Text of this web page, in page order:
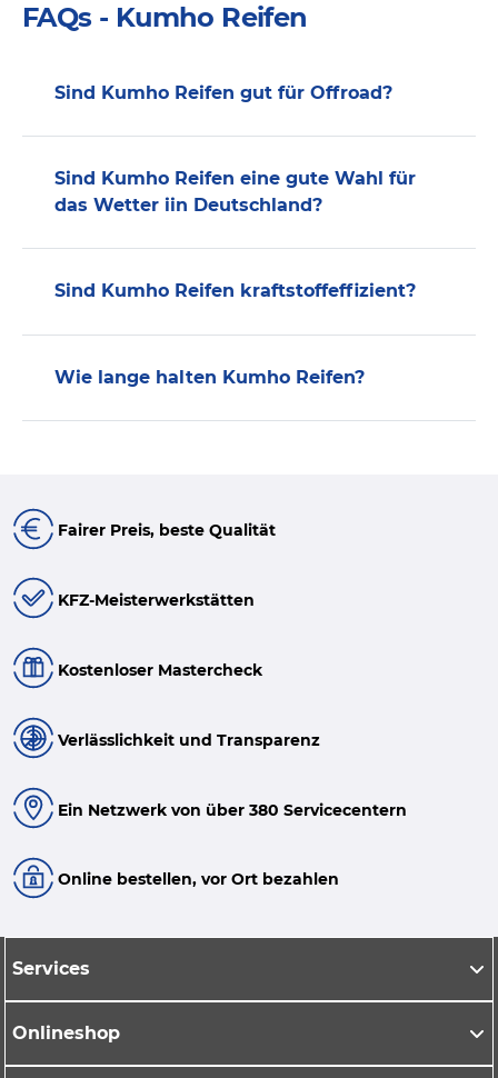
FAQs - Kumho Reifen
Sind Kumho Reifen gut für Offroad?
Sind Kumho Reifen eine gute Wahl für
das Wetter iin Deutschland?
Sind Kumho Reifen kraftstoffeffizient?
Wie lange halten Kumho Reifen?
Fairer Preis, beste Qualität
KFZ-Meisterwerkstätten
Kostenloser Mastercheck
Verlässlichkeit und Transparenz
Ein Netzwerk von über 380 Servicecentern
Online bestellen, vor Ort bezahlen
Services
Onlineshop